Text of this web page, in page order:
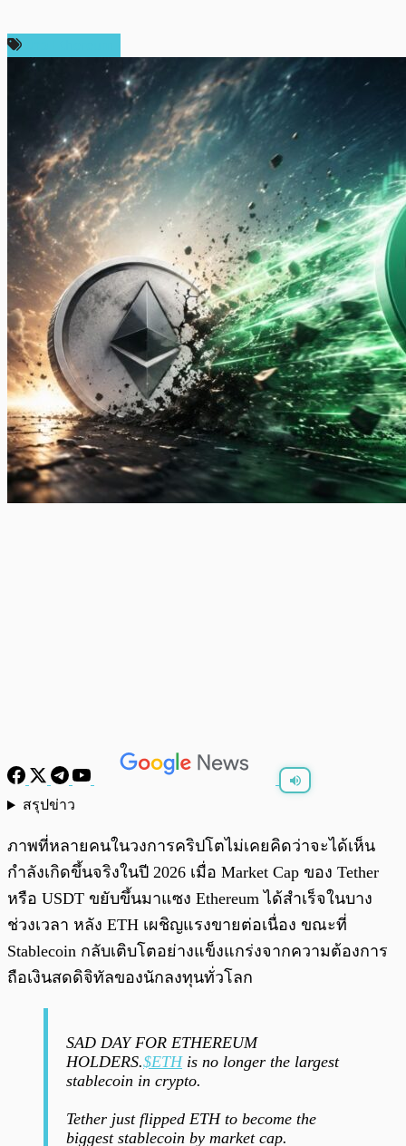
สรุปข่าว
ภาพที่หลายคนในวงการคริปโตไม่เคยคิดว่าจะได้เห็น
กำลังเกิดขึ้นจริงในปี 2026 เมื่อ Market Cap ของ Tether
หรือ USDT ขยับขึ้นมาแซง Ethereum ได้สำเร็จในบาง
ช่วงเวลา หลัง ETH เผชิญแรงขายต่อเนื่อง ขณะที่
Stablecoin กลับเติบโตอย่างแข็งแกร่งจากความต้องการ
ถือเงินสดดิจิทัลของนักลงทุนทั่วโลก
SAD DAY FOR ETHEREUM
HOLDERS.$ETHis no longer the largest
stablecoin in crypto.
Tether just flipped ETH to become the
biggest stablecoin by market cap.